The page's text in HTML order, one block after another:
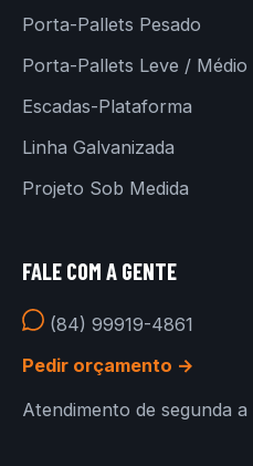
Porta-Pallets Pesado
Porta-Pallets Leve / Médio
Escadas-Plataforma
Linha Galvanizada
Projeto Sob Medida
FALE COM A GENTE
(84) 99919-4861
Pedir orçamento →
Atendimento de segunda a